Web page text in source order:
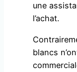
une
l’achat.
blancs